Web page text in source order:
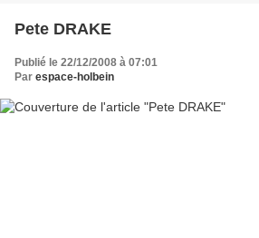
Pete DRAKE
Publié le 22/12/2008 à 07:01
Par espace-holbein